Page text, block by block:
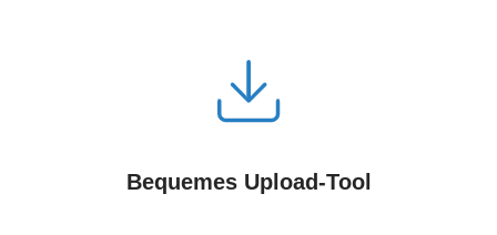
Bequemes Upload-Tool